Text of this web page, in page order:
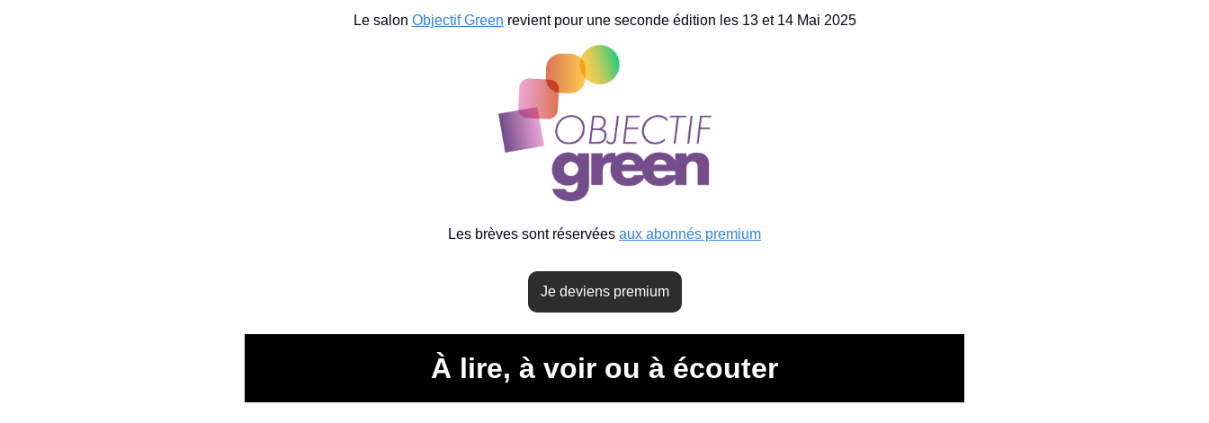
Le salon Objectif Green revient pour une seconde édition les 13 et 14 Mai 2025
Les brèves sont réservées aux abonnés premium
Je deviens premium
À lire, à voir ou à écouter